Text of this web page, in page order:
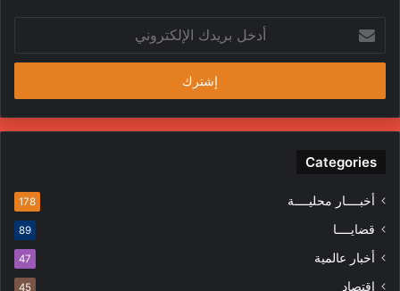
بريدك
الإلكتروني
Categories
أخبــــار محليــــة 178
قضايــــا 89
أخبار عالمية 47
إقتصاد 45